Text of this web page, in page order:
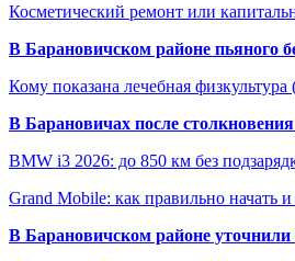
Косметический ремонт или
В Барановичском районе пьяного
Кому показана лечебная
В Барановичах после
BMW i3 2026: до 850 км без
Grand Mobile: как правильно начать
В Барановичском районе